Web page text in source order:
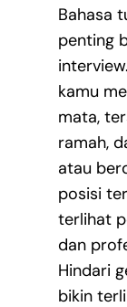
Bahasa
penting
kamu
mata,
ramah,
atau
posisi
terlihat
dan
Hindari
bikin